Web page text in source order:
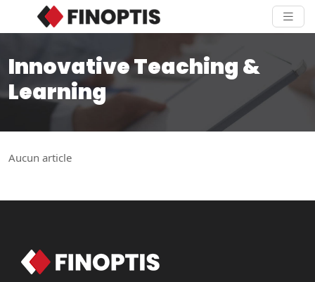
Innovative Teaching &
Learning
Aucun article